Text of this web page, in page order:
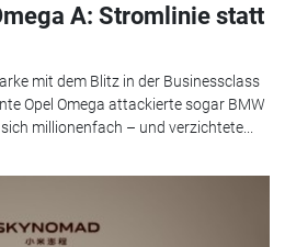
A: Stromlinie statt
mit dem Blitz in der Businessclass
Opel Omega attackierte sogar BMW
millionenfach – und verzichtete...